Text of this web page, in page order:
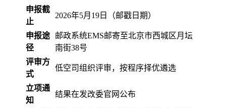
申报截
止
2026年5月19日（邮戳日期）
申报途
径
邮政系统EMS邮寄至北京市西城区月坛
南街38号
评审方
式
低空司组织评审，按程序择优遴选
立项通
知
结果在发改委官网公布